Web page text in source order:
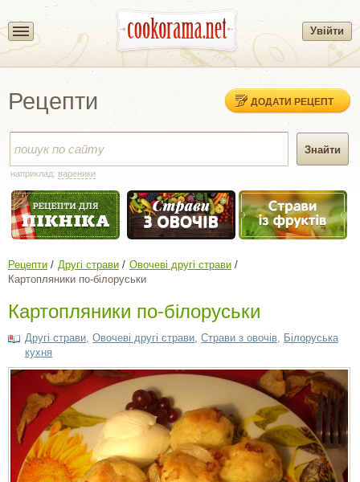
Увійти
Рецепти ДОДАТИ РЕЦЕПТ
наприклад: вареники
Рецепти Другі страви
Овочеві другі страви
Картопляники по-білоруськи
Картопляники по-білоруськи
Другі страви Овочеві другі страви Страви з овочів Білоруська
кухня